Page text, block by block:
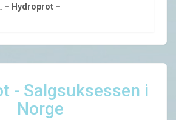
– Hydroprot –
- Salgsuksessen i
Norge